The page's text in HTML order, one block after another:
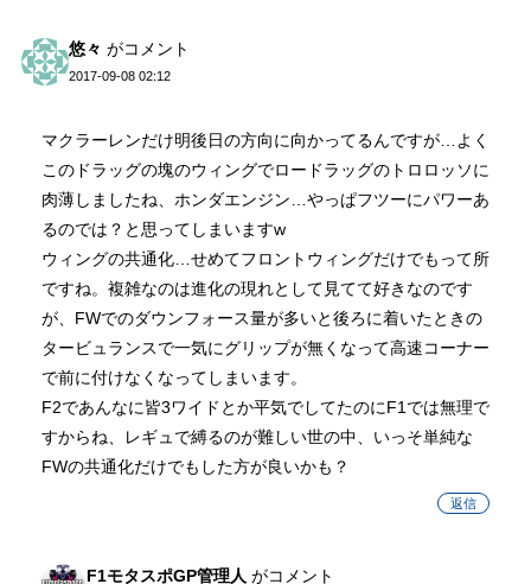
悠々 がコメント
2017-09-08 02:12
マクラーレンだけ明後日の方向に向かってるんですが…よく
このドラッグの塊のウィングでロードラッグのトロロッソに
肉薄しましたね、ホンダエンジン…やっぱフツーにパワーあ
るのでは？と思ってしまいますw
ウィングの共通化…せめてフロントウィングだけでもって所
ですね。複雑なのは進化の現れとして見てて好きなのです
が、FWでのダウンフォース量が多いと後ろに着いたときの
タービュランスで一気にグリップが無くなって高速コーナー
で前に付けなくなってしまいます。
F2であんなに皆3ワイドとか平気でしてたのにF1では無理で
すからね、レギュで縛るのが難しい世の中、いっそ単純な
FWの共通化だけでもした方が良いかも？
返信
F1モタスポGP管理人 がコメント